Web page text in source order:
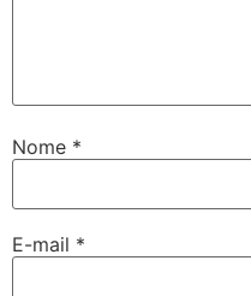
Nome *
E-mail *